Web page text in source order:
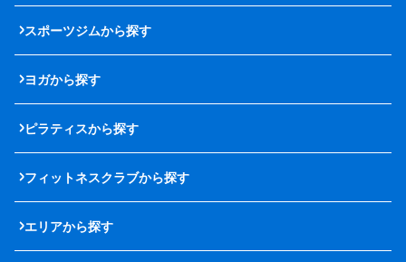
スポーツジムから探す
ヨガから探す
ピラティスから探す
フィットネスクラブから探す
エリアから探す